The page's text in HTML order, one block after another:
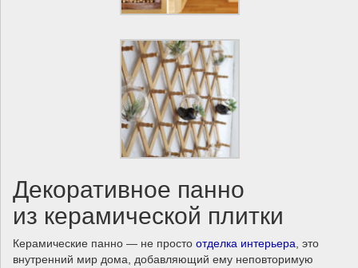
Декоративное панно
из керамической плитки
Керамические панно — не просто отделка интерьера, это
внутренний мир дома, добавляющий ему неповторимую